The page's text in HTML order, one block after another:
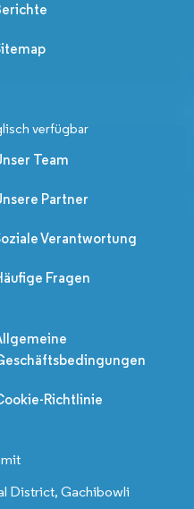
verfügbar
Team
Partner
Verantwortung
Fragen
Richtlinie
District, Gachibowli